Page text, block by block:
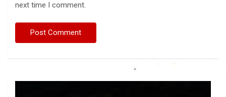
next time I comment.